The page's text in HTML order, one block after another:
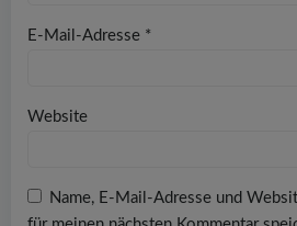
E-Mail-Adresse *
Website
Name, E-Mail-Adresse und